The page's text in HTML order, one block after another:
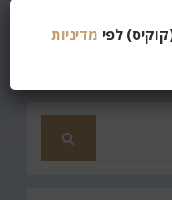
לפי מדיניות